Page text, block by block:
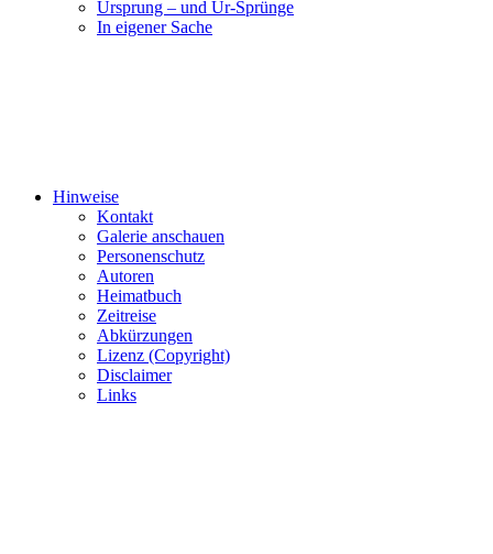
Ursprung – und Ur-Sprünge
In eigener Sache
Hinweise
Kontakt
Galerie anschauen
Personenschutz
Autoren
Heimatbuch
Zeitreise
Abkürzungen
Lizenz (Copyright)
Disclaimer
Links